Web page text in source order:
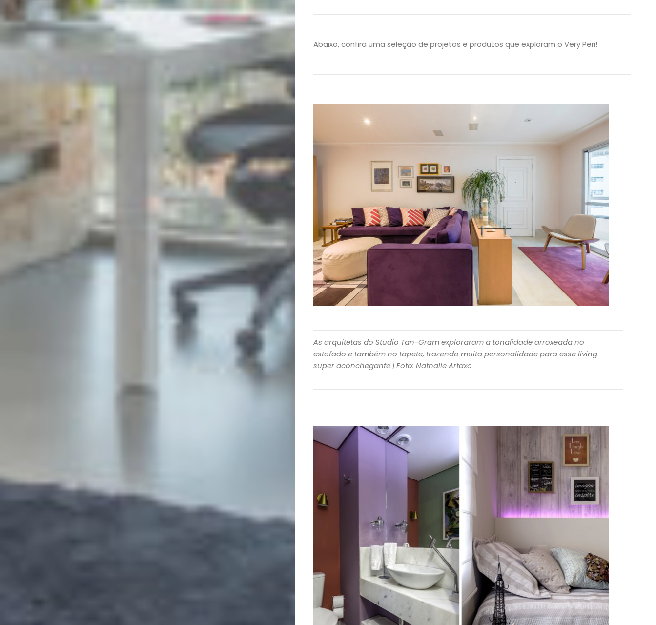
Decoração
Exclusiva
Homem
Mães
Filhos
Notícias
Pets
Receitas
Saúde
e
Qualidade
de
Vida
Sexualidade
Abaixo, confira uma seleção de projetos e produtos que exploram o Very Peri!
As arquitetas do Studio Tan-Gram exploraram a tonalidade arroxeada no
estofado e também no tapete, trazendo muita personalidade para esse living
super aconchegante | Foto: Nathalie Artaxo